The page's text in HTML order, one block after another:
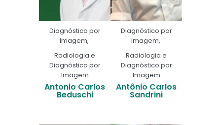
Diagnóstico por
Imagem,
Radiologia e
Diagnóstico por
Imagem
Antonio Carlos
Beduschi
Diagnóstico por
Imagem,
Radiologia e
Diagnóstico por
Imagem
Antônio Carlos
Sandrini